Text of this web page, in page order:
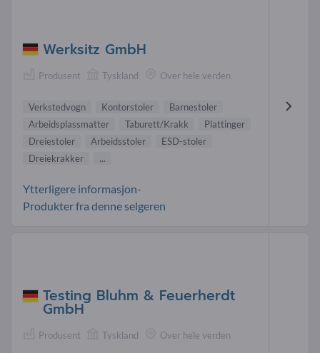
Werksitz GmbH
Produsent Tyskland Over hele verden
Verkstedvogn Kontorstoler
Barnestoler
Arbeidsplassmatter
Taburett/Krakk
Plattinger
Dreiestoler
Arbeidsstoler
ESD-stoler
Dreiekrakker
...
Ytterligere informasjon-
Produkter fra denne selgeren
Testing Bluhm & Feuerherdt
GmbH
Produsent Tyskland Over hele verden